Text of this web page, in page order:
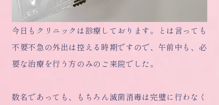
今日もクリニックは診療しております。とは言っても
不要不急の外出は控える時期ですので、午前中も、必
要な治療を行う方のみのご来院でした。
数名であっても、もちろん滅菌消毒は完璧に行わなく